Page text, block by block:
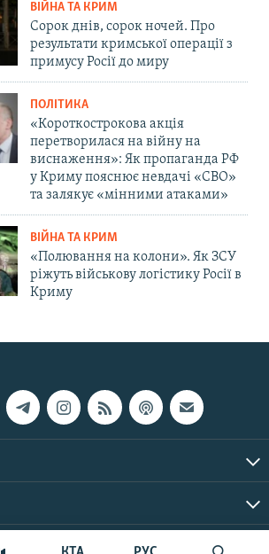
ВІЙНА ТА КРИМ
Сорок днів, сорок ночей. Про
результати кримської операції з
примусу Росії до миру
ПОЛІТИКА
«Короткострокова акція
перетворилася на війну на
виснаження»: Як пропаганда РФ
у Криму пояснює невдачі «СВО»
та залякує «мінними атаками»
ВІЙНА ТА КРИМ
«Полювання на колони». Як ЗСУ
ріжуть військову логістику Росії в
Криму
© Крим.Реалії, 2026 | Усі права застережено.